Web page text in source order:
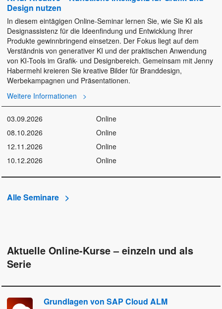
Design nutzen
In diesem eintägigen Online-Seminar lernen Sie, wie Sie KI als
Designassistenz für die Ideenfindung und Entwicklung Ihrer
Produkte gewinnbringend einsetzen. Der Fokus liegt auf dem
Verständnis von generativer KI und der praktischen Anwendung
von KI-Tools im Grafik- und Designbereich. Gemeinsam mit Jenny
Habermehl kreieren Sie kreative Bilder für Branddesign,
Werbekampagnen und Präsentationen.
Weitere Informationen
03.09.2026
Online
08.10.2026
Online
12.11.2026
Online
10.12.2026
Online
Alle Seminare
Aktuelle Online-Kurse – einzeln und als
Serie
Grundlagen von SAP Cloud ALM